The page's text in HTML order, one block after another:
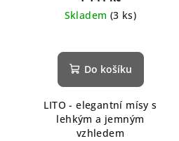
Skladem (3 ks)
Do košíku
LITO - elegantní mísy s
lehkým a jemným
vzhledem